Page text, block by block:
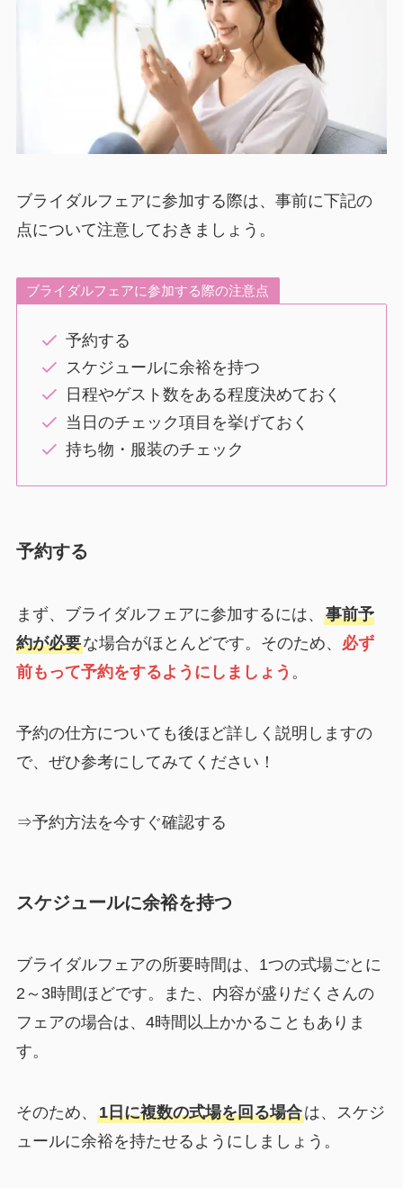
ブライダルフェアに参加する際は、事前に下記の
点について注意しておきましょう。
ブライダルフェアに参加する際の注意点
予約する
スケジュールに余裕を持つ
日程やゲスト数をある程度決めておく
当日のチェック項目を挙げておく
持ち物・服装のチェック
予約する
まず、ブライダルフェアに参加するには、 事前予
約が必要な場合がほとんどです。そのため、 必ず
前もって予約をするようにしましょう 。
予約の仕方についても後ほど詳しく説明しますの
で、ぜひ参考にしてみてください！
⇒予約方法を今すぐ確認する
スケジュールに余裕を持つ
ブライダルフェアの所要時間は、1つの式場ごとに
2～3時間ほどです。また、内容が盛りだくさんの
フェアの場合は、4時間以上かかることもありま
す。
そのため、 1日に複数の式場を回る場合は、スケジ
ュールに余裕を持たせるようにしましょう。